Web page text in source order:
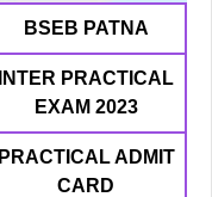
BSEB PATNA
INTER PRACTICAL
EXAM 2023
PRACTICAL ADMIT
CARD